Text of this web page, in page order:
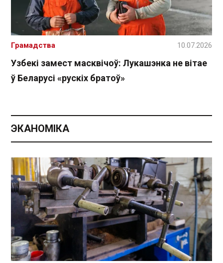
Узбекі замест масквічоў: Лукашэнка не вітае
ў Беларусі «рускіх братоў»
Грамадства 10.07.2026
ЭКАНОМІКА